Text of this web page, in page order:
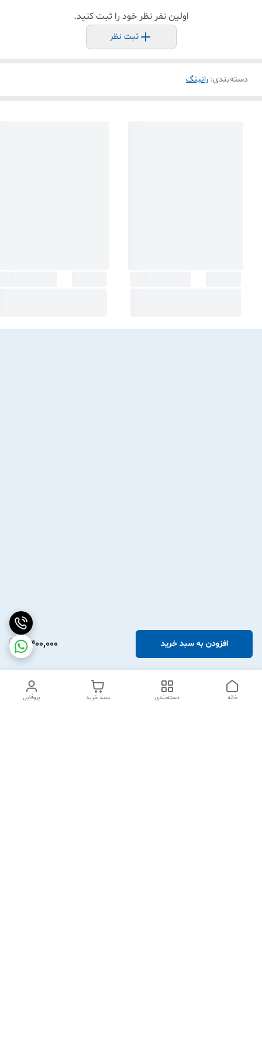
3,400,000 افزودن به سبد خرید
اولین نفر نظر خود را ثبت کنید.
ثبت نظر
دسته‌بندی: رانینگ
پروفایل سبد خرید دسته‌بندی خانه